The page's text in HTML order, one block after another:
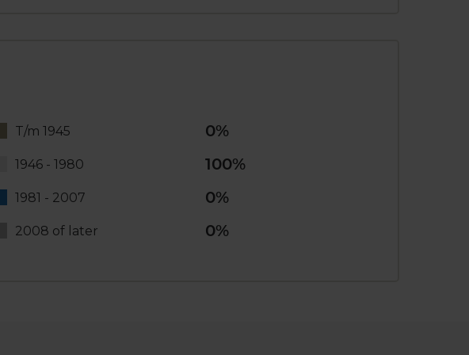
T/m 1945 0%
1946 - 1980 100%
1981 - 2007 0%
2008 of later 0%